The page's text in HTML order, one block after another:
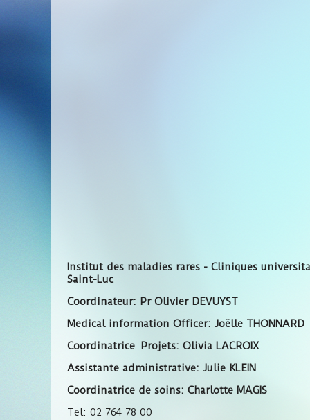
Institut des maladies rares -Cliniques
Saint-Luc
Coordinateur: Pr Olivier DEVUYST
Medical information Officer: Joëlle THONNARD
Coordinatrice Projets: Olivia LACROIX
Assistante administrative: Julie KLEIN
Coordinatrice de soins: Charlotte MAGIS
Tel: 02 764 78 00